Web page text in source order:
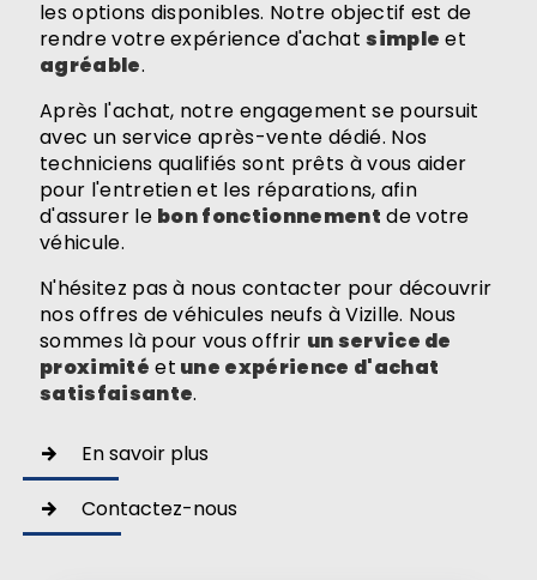
les options disponibles. Notre objectif est de
rendre votre expérience d'achatsimple et
agréable.
Après l'achat, notre engagement se poursuit
avec un service après-vente dédié. Nos
techniciens qualifiés sont prêts à vous aider
pour l'entretien et les réparations, afin
d'assurer le bon fonctionnement de votre
véhicule.
N'hésitez pas à nous contacter pour découvrir
nos offres de véhicules neufs à Vizille. Nous
sommes là pour vous offrir un service de
proximité et une expérience d'achat
satisfaisante.
En savoir plus
Contactez-nous